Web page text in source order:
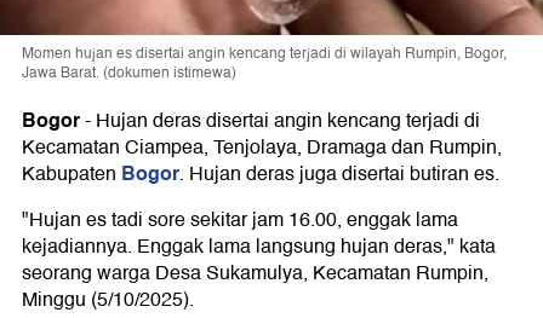
Momen hujan es disertai angin kencang terjadi di wilayah Rumpin, Bogor,
Jawa Barat. (dokumen istimewa)
Bogor-Hujan deras disertai angin kencang terjadi di
Kecamatan Ciampea, Tenjolaya, Dramaga dan Rumpin,
Kabupaten Bogor. Hujan deras juga disertai butiran es.
"Hujan es tadi sore sekitar jam 16.00, enggak lama
kejadiannya. Enggak lama langsung hujan deras," kata
seorang warga Desa Sukamulya, Kecamatan Rumpin,
Minggu (5/10/2025).